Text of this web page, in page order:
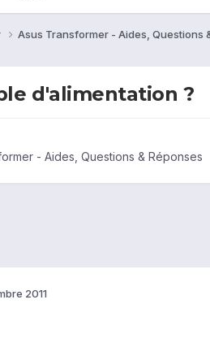
Asus Transformer - Aides, Questions
d'alimentation ?
- Aides, Questions & Réponses
2011